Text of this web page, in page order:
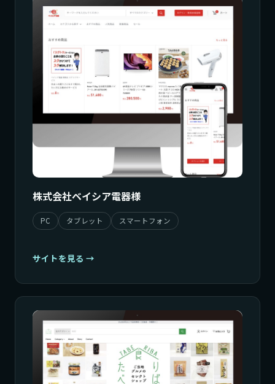
株式会社ベイシア電器様
PC タブレット スマートフォン
サイトを見る